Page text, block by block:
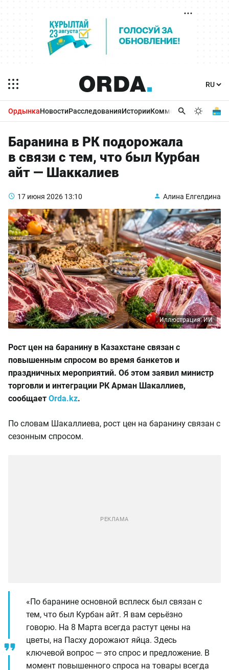
ОрдынкаНовостиРасследованияИсторииКомментарииБизнес
Баранина в РК подорожала
в связи с тем, что был Курбан
айт — Шаккалиев
17 июня 2026 13:10 Алина Елгелдина
Иллюстрация: ИИ
Рост цен на баранину в Казахстане связан с
повышенным спросом во время банкетов и
праздничных мероприятий. Об этом заявил министр
торговли и интеграции РК Арман Шакаллиев,
сообщает Orda.kz.
По словам Шакаллиева, рост цен на баранину связан с
сезонным спросом.
«По баранине основной всплеск был связан с
тем, что был Курбан айт. Я вам серьёзно
говорю. На 8 Марта всегда растут цены на
цветы, на Пасху дорожают яйца. Здесь
ключевой вопрос — это спрос и предложение. В
момент повышенного спроса на товары всегда